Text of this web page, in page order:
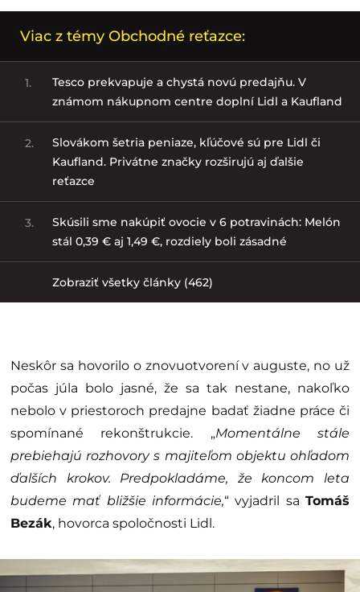
Viac z témy Obchodné reťazce:
1.
Tesco prekvapuje a chystá novú predajňu. V
známom nákupnom centre doplní Lidl a Kaufland
2.
Slovákom šetria peniaze, kľúčové sú pre Lidl či
Kaufland. Privátne značky rozširujú aj ďalšie
reťazce
3.
Skúsili sme nakúpiť ovocie v 6 potravinách: Melón
stál 0,39 € aj 1,49 €, rozdiely boli zásadné
Zobraziť všetky články (462)
Neskôr sa hovorilo o znovuotvorení v auguste, no už
počas júla bolo jasné, že sa tak nestane, nakoľko
nebolo v priestoroch predajne badať žiadne práce či
spomínané rekonštrukcie. „Momentálne stále
prebiehajú rozhovory s majiteľom objektu ohľadom
ďalších krokov. Predpokladáme, že koncom leta
budeme mať bližšie informácie,“ vyjadril sa Tomáš
Bezák, hovorca spoločnosti Lidl.